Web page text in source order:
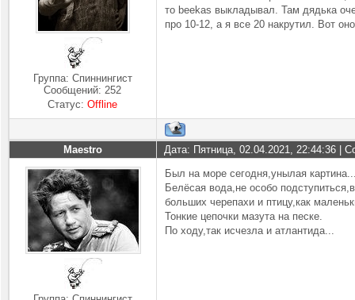
Группа: Спиннингист
Сообщений:252
Статус:Offline
то beekas выкладывал. Там дядька
про 10-12, а я все 20 накрутил. Вот
Maestro Дата: Пятница, 02.04.2021, 22:44:36 |
Был на море сегодня,унылая
Белёсая вода,не особо
больших черепахи и птицу,как
Тонкие цепочки мазута на песке.
По ходу,так исчезла и атлантида...